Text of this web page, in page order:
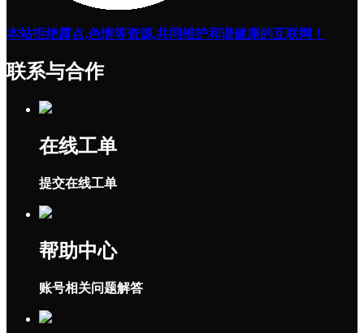
本站拒绝露点,色情等资源,共同维护和谐健康的互联网！
联系与合作
在线工单
提交在线工单
帮助中心
账号相关问题解答